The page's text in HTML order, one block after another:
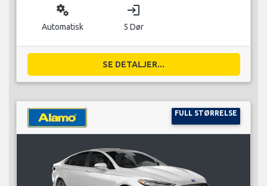
miscellaneous_services
Automatisk
login
5 Dør
SE DETALJER...
FULL STØRRELSE